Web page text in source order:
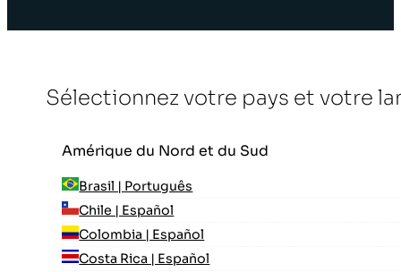
Sélectionnez votre pays et votre
Amérique du Nord et du Sud
Brasil | Português
Chile | Español
Colombia | Español
Costa Rica | Español